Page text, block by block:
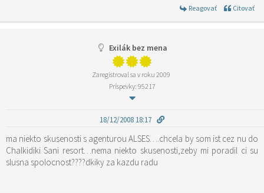
Reagovať Citovať
Exilák bez mena
Zaregistroval sa v roku 2009
Príspevky: 95217
18/12/2008 18:17
ma niekto skusenosti s agenturou ALSES….chcela by som ist cez nu do
Chalkidiki Sani resort…nema niekto skusenosti,zeby mi poradil ci su
slusna spolocnost????dkiky za kazdu radu